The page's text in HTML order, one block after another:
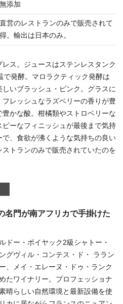
添加
営のレストランのみで販売されて
。輸出は日本のみ。
ス。ジュースはステンレスタンク
発酵。マロラクティック発酵は
いブラッシュ・ピンク。グラスに
レッシュなラズベリーの香りが豊
かな酸。柑橘類やストロベリーな
ーなフィニッシュが最後まで気持
、食欲が沸くような気持ちの良い
トランのみで販売されていたのを
名門が南アフリカで手掛けた
ドー・ポイヤック2級シャトー・
グヴィル・コンテス・ド・ ララン
、メイ・エレーヌ・ドゥ・ランク
たワイナリー。プロフェッショナ
晴らしい自然環境と最新設備を使